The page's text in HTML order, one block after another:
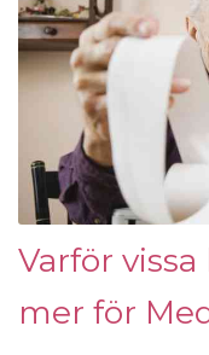
Varför
mer för